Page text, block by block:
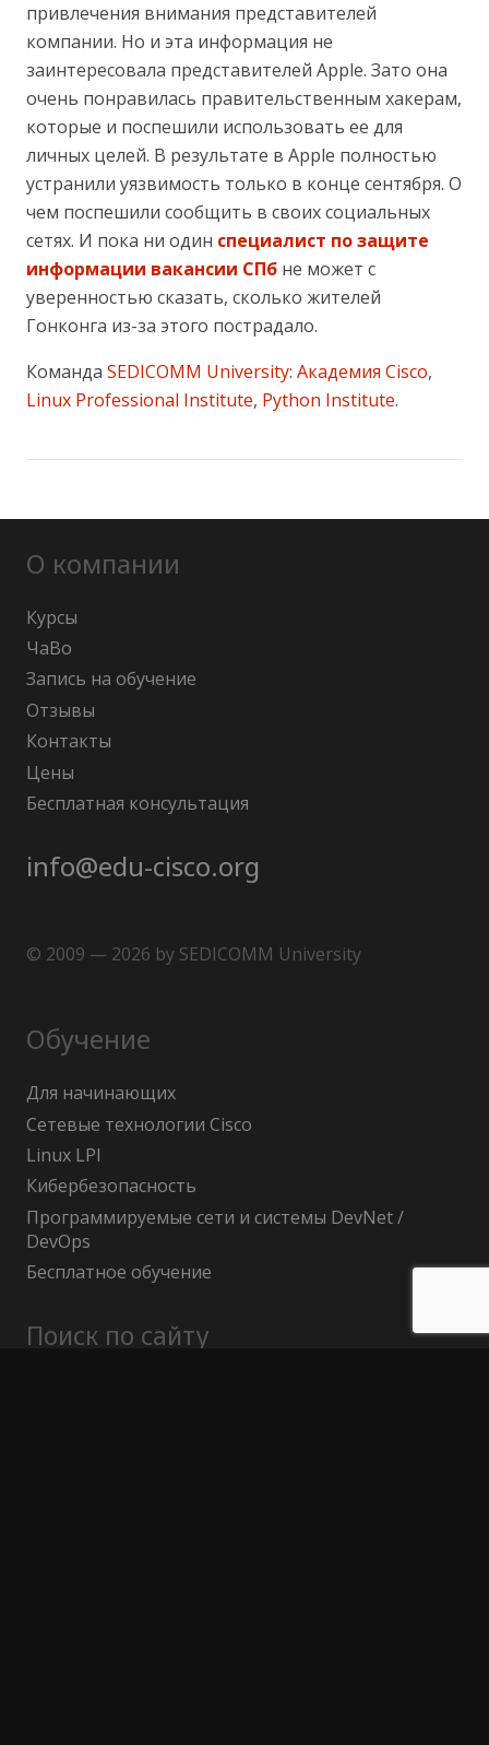
привлечения внимания представителей
компании. Но и эта информация не
заинтересовала представителей Apple. Зато она
очень понравилась правительственным хакерам,
которые и поспешили использовать ее для
личных целей. В результате в Apple полностью
устранили уязвимость только в конце сентября. О
чем поспешили сообщить в своих социальных
сетях. И пока ни один специалист по защите
информации вакансии СПб не может с
уверенностью сказать, сколько жителей
Гонконга из-за этого пострадало.
Команда SEDICOMM University: Академия Cisco,
Linux Professional Institute, Python Institute.
О компании
Курсы
ЧаВо
Запись на обучение
Отзывы
Контакты
Цены
Бесплатная консультация
info@edu-cisco.org
© 2009 — 2026 by SEDICOMM University
Обучение
Для начинающих
Сетевые технологии Cisco
Linux LPI
Кибербезопасность
Программируемые сети и системы DevNet /
DevOps
Бесплатное обучение
Поиск по сайту